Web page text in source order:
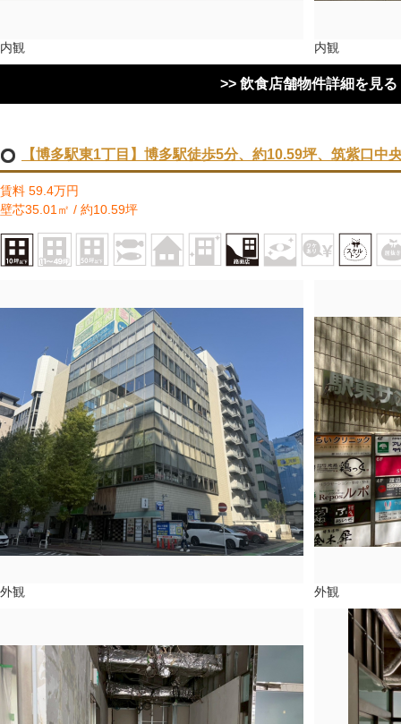
内観 内観
>> 飲食店舗物件詳細を見る
【博多駅東1丁目】博多駅徒歩5分、約10.59坪、筑紫口中
賃料 59.4万円
壁芯35.01㎡ / 約10.59坪
外観 外観